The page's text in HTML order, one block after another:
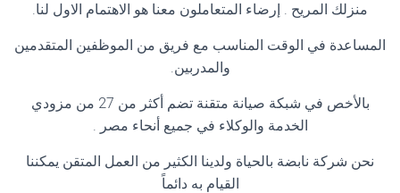
منزلك المريح . إرضاء المتعاملون معنا هو الاهتمام الاول لنا.
المساعدة في الوقت المناسب مع فريق من الموظفين المتقدمين
والمدربين.
بالأخص في شبكة صيانة متقنة تضم أكثر من 27 من مزودي
الخدمة والوكلاء في جميع أنحاء مصر .
نحن شركة نابضة بالحياة ولدينا الكثير من العمل المتقن يمكننا
القيام به دائماً